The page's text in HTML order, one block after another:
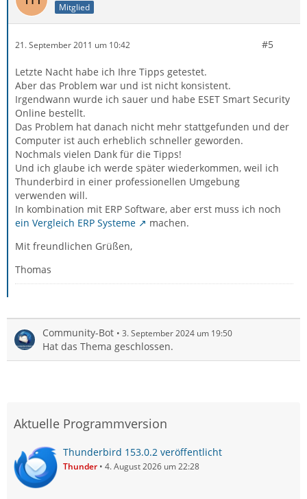
Mitglied
21. September 2011 um 10:42 #5
Letzte Nacht habe ich Ihre Tipps getestet.
Aber das Problem war und ist nicht konsistent.
Irgendwann wurde ich sauer und habe ESET Smart Security
Online bestellt.
Das Problem hat danach nicht mehr stattgefunden und der
Computer ist auch erheblich schneller geworden.
Nochmals vielen Dank für die Tipps!
Und ich glaube ich werde später wiederkommen, weil ich
Thunderbird in einer professionellen Umgebung
verwenden will.
In kombination mit ERP Software, aber erst muss ich noch
ein Vergleich ERP Systeme
machen.
Mit freundlichen Grüßen,
Thomas
Community-Bot 3. September 2024 um 19:50
Hat das Thema geschlossen.
Aktuelle Programmversion
Thunderbird 153.0.2 veröffentlicht
Thunder 4. August 2026 um 22:28